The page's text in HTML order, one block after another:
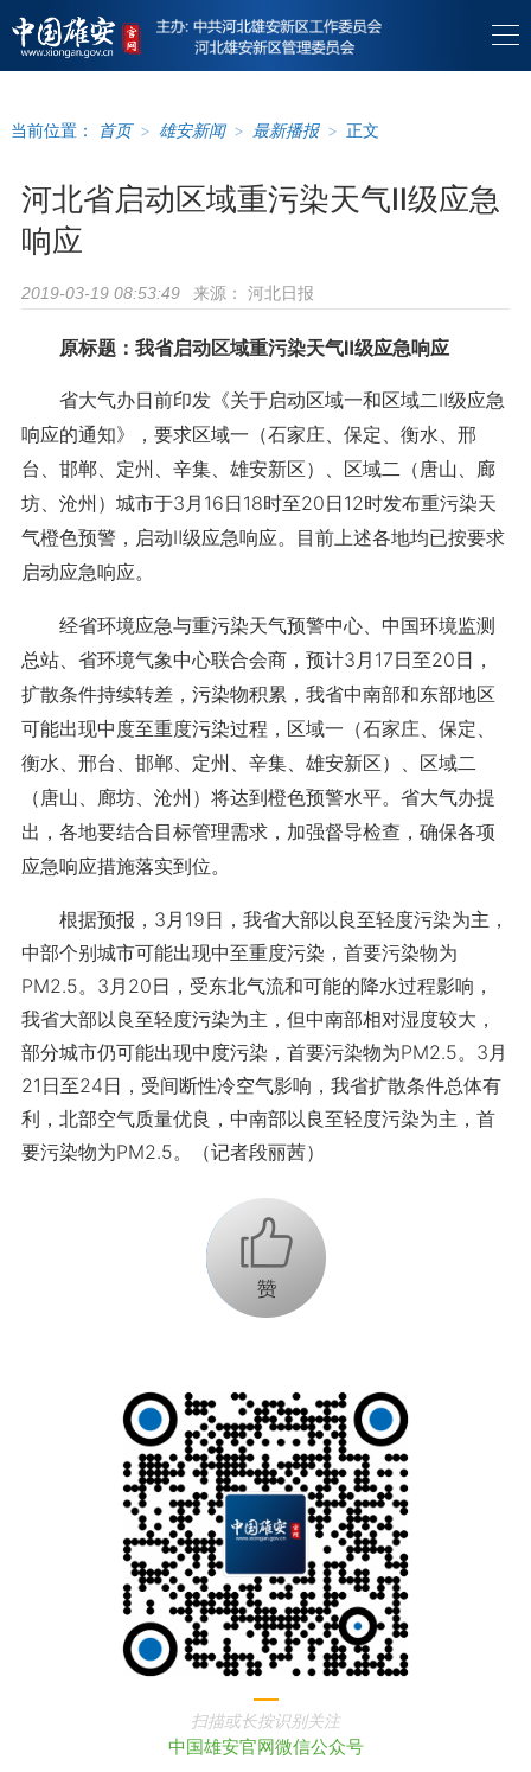
当前位置： 首页 > 雄安新闻 > 最新播报 > 正文
河北省启动区域重污染天气Ⅱ级应急
响应
2019-03-19 08:53:49 来源： 河北日报
原标题：我省启动区域重污染天气Ⅱ级应急响应
省大气办日前印发《关于启动区域一和区域二Ⅱ级应急
响应的通知》，要求区域一（石家庄、保定、衡水、邢
台、邯郸、定州、辛集、雄安新区）、区域二（唐山、廊
坊、沧州）城市于3月16日18时至20日12时发布重污染天
气橙色预警，启动Ⅱ级应急响应。目前上述各地均已按要求
启动应急响应。
经省环境应急与重污染天气预警中心、中国环境监测
总站、省环境气象中心联合会商，预计3月17日至20日，
扩散条件持续转差，污染物积累，我省中南部和东部地区
可能出现中度至重度污染过程，区域一（石家庄、保定、
衡水、邢台、邯郸、定州、辛集、雄安新区）、区域二
（唐山、廊坊、沧州）将达到橙色预警水平。省大气办提
出，各地要结合目标管理需求，加强督导检查，确保各项
应急响应措施落实到位。
根据预报，3月19日，我省大部以良至轻度污染为主，
中部个别城市可能出现中至重度污染，首要污染物为
PM2.5。3月20日，受东北气流和可能的降水过程影响，
我省大部以良至轻度污染为主，但中南部相对湿度较大，
部分城市仍可能出现中度污染，首要污染物为PM2.5。3月
21日至24日，受间断性冷空气影响，我省扩散条件总体有
利，北部空气质量优良，中南部以良至轻度污染为主，首
要污染物为PM2.5。（记者段丽茜）
+1
扫描或长按识别关注
中国雄安官网微信公众号